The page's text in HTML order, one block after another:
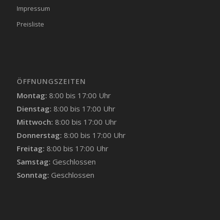
Impressum
Preisliste
ÖFFNUNGSZEITEN
Montag: 8:00 bis 17:00 Uhr
Dienstag: 8:00 bis 17:00 Uhr
Mittwoch: 8:00 bis 17:00 Uhr
Donnerstag: 8:00 bis 17:00 Uhr
Freitag: 8:00 bis 17:00 Uhr
Samstag: Geschlossen
Sonntag: Geschlossen